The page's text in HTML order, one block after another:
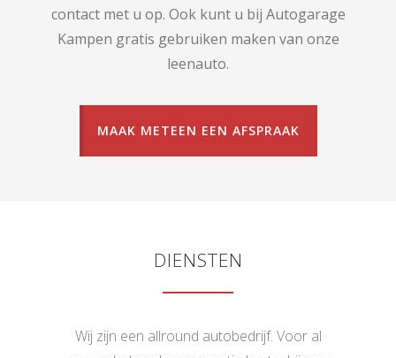
contact met u op. Ook kunt u bij Autogarage
Kampen gratis gebruiken maken van onze
leenauto.
MAAK METEEN EEN AFSPRAAK
DIENSTEN
Wij zijn een allround autobedrijf. Voor al